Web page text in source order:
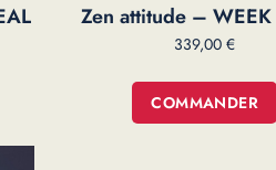
Zen attitude – WEEK
339,00€
COMMANDER